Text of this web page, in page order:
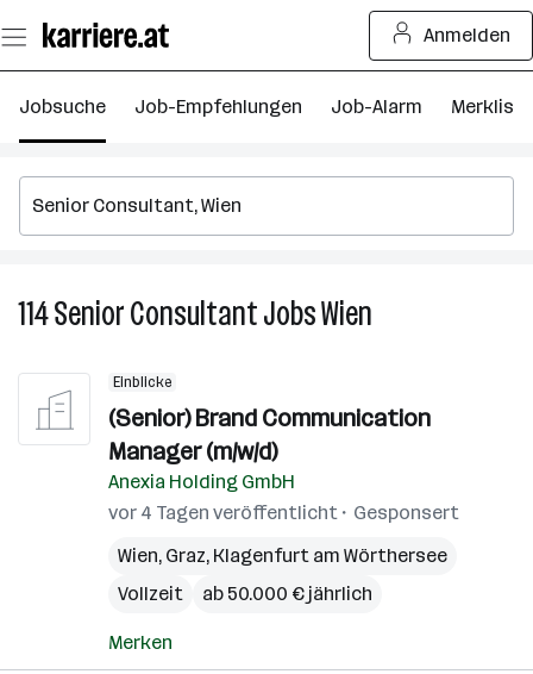
Seiteninhalt
springen
Anmelden
Jobsuche Job-Empfehlungen Job-Alarm Merkliste
114Senior ConsultantJobsWien
in
Einblicke
(Senior) Brand Communication
Manager (m/w/d)
Anexia Holding GmbH
vor 4 Tagen veröffentlicht
Gesponsert
Wien, Graz, Klagenfurt am Wörthersee
Vollzeit
ab 50.000 € jährlich
Merken